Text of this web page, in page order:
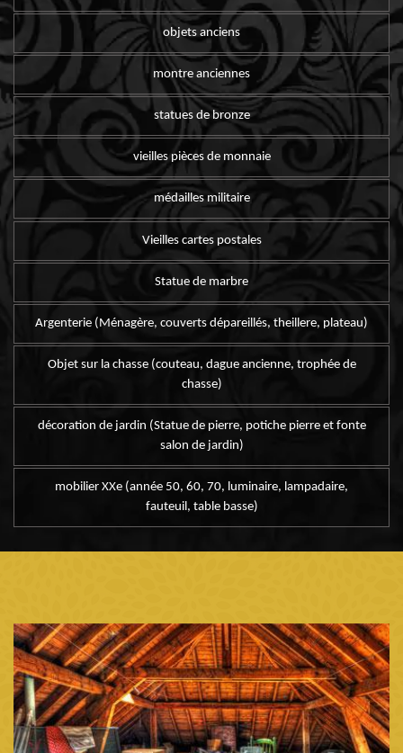
objets anciens
montre anciennes
statues de bronze
vieilles pièces de monnaie
médailles militaire
Vieilles cartes postales
Statue de marbre
Argenterie (Ménagère, couverts dépareillés, theillere, plateau)
Objet sur la chasse (couteau, dague ancienne, trophée de
chasse)
décoration de jardin (Statue de pierre, potiche pierre et fonte
salon de jardin)
mobilier XXe (année 50, 60, 70, luminaire, lampadaire,
fauteuil, table basse)